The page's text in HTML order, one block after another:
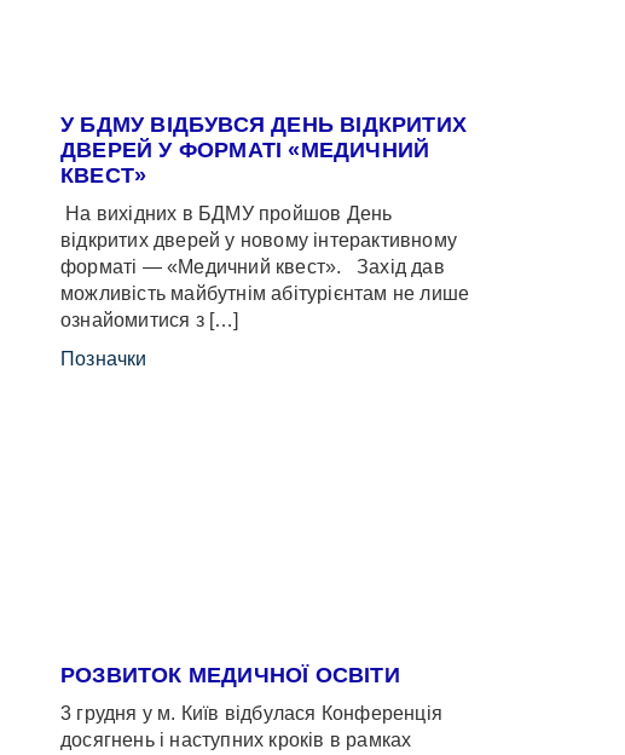
У БДМУ ВІДБУВСЯ ДЕНЬ ВІДКРИТИХ
ДВЕРЕЙ У ФОРМАТІ «МЕДИЧНИЙ
КВЕСТ»
На вихідних в БДМУ пройшов День
відкритих дверей у новому інтерактивному
форматі — «Медичний квест». Захід дав
можливість майбутнім абітурієнтам не лише
ознайомитися з […]
Позначки
РОЗВИТОК МЕДИЧНОЇ ОСВІТИ
3 грудня у м. Київ відбулася Конференція
досягнень і наступних кроків в рамках